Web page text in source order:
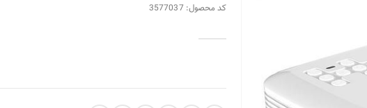
کد محصول: 3577037